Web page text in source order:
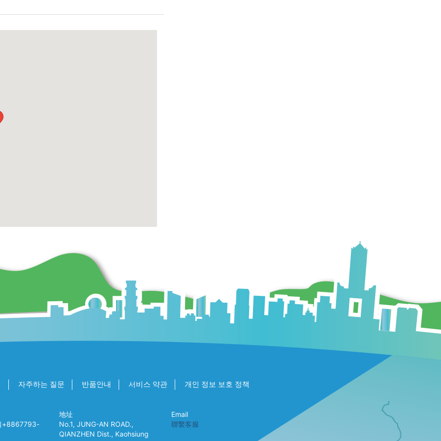
자주하는 질문 반품안내 서비스 약관 개인 정보 보호 정책
+8867793-
地址
No.1, JUNG-AN ROAD.,
QIANZHEN Dist., Kaohsiung
Email
聯繫客服